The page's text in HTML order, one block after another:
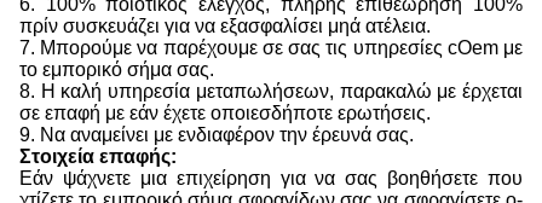
6. 100% ποιοτικός έλεγχος, πλήρης επιθεώρηση 100%
πρίν συσκευάζει για να εξασφαλίσει μηά ατέλεια.
7. Μπορούμε να παρέχουμε σε σας τις υπηρεσίες cOem με
το εμπορικό σήμα σας.
8. Η καλή υπηρεσία μεταπωλήσεων, παρακαλώ με έρχεται
σε επαφή με εάν έχετε οποιεσδήποτε ερωτήσεις.
9. Να αναμείνει με ενδιαφέρον την έρευνά σας.
Στοιχεία επαφής:
Εάν ψάχνετε μια επιχείρηση για να σας βοηθήσετε που